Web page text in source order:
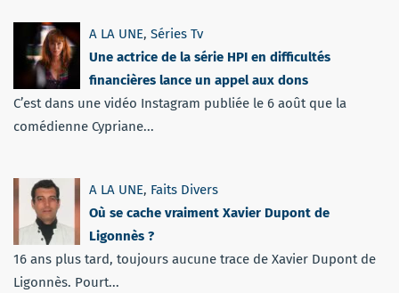
A LA UNE, Séries Tv
Une actrice de la série HPI en difficultés
financières lance un appel aux dons
C’est dans une vidéo Instagram publiée le 6 août que la
comédienne Cypriane...
A LA UNE, Faits Divers
Où se cache vraiment Xavier Dupont de
Ligonnès ?
16 ans plus tard, toujours aucune trace de Xavier Dupont de
Ligonnès. Pourt...